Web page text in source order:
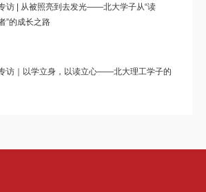
访 | 从被照亮到去发光——北大学子从“读
”的成长之路
访｜以学立身，以读立心——北大理工学子的